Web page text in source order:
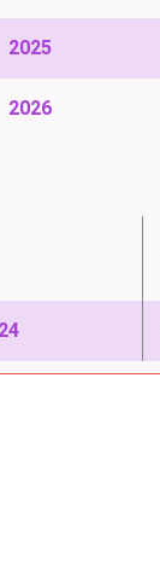
2025
2026